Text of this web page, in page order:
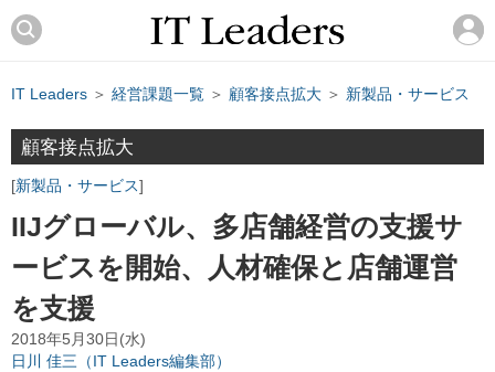
IT Leaders ＞ 経営課題一覧 ＞ 顧客接点拡大 ＞ 新製品・サービス
顧客接点拡大
新製品・サービス
IIJグローバル、多店舗経営の支援サ
ービスを開始、人材確保と店舗運営
を支援
2018年5月30日(水)
日川 佳三（IT Leaders編集部）